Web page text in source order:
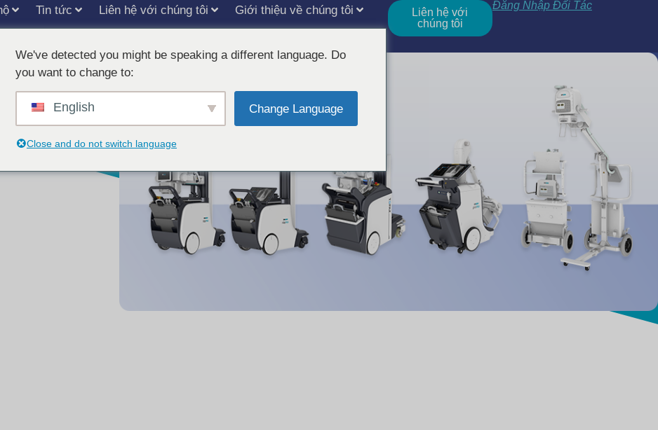
Tin tức Liên hệ với chúng tôi
Giới thiệu về chúng tôi
Liên hệ với
chúng tôi
Đăng Nhập Đối Tác
kế cho
We've detected you might be speaking a different language. Do
you want to change to:
English Change Language
Close and do not switch language